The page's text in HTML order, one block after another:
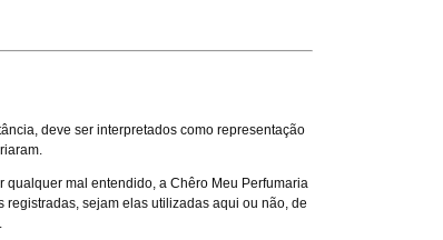
deve ser interpretados como representação
qualquer mal entendido, a Chêro Meu Perfumaria
sejam elas utilizadas aqui ou não, de